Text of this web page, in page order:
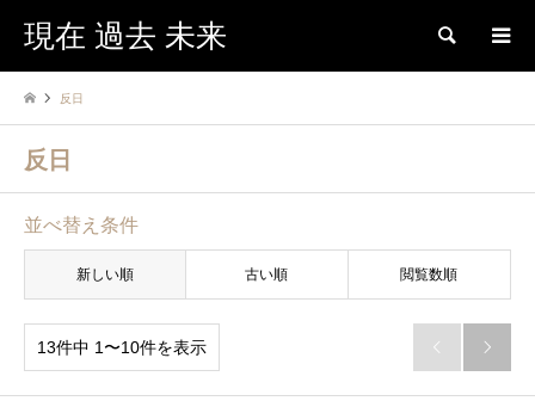
現在 過去 未来 検索
反日
反日
並べ替え条件
新しい順 古い順 閲覧数順
13件中 1〜10件を表示  